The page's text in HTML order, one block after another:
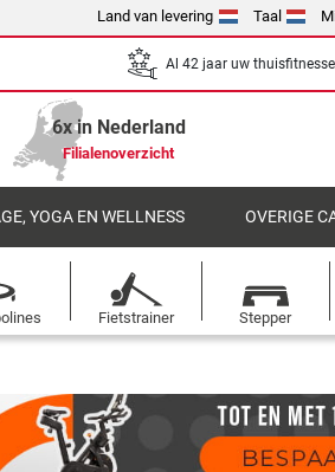
Land van levering Taal
Al 42 jaar uw
6x in Nederland
Filialenoverzicht
YOGA EN WELLNESS OVERIGE
Fietstrainer Stepper